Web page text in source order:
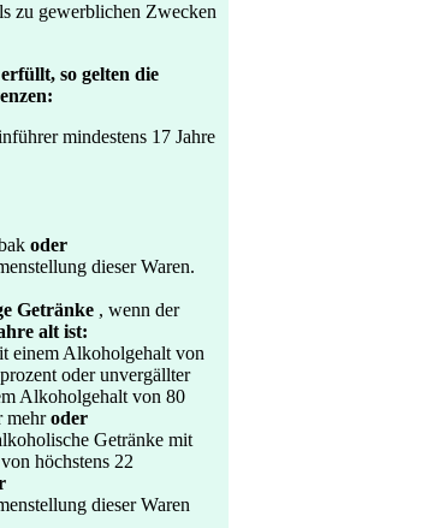
zu gewerblichen Zwecken
so gelten die
mindestens 17 Jahre
oder
dieser Waren.
Getränke , wenn der
alt ist:
einem Alkoholgehalt von
oder unvergällter
Alkoholgehalt von 80
mehroder
Getränke mit
höchstens 22
dieser Waren